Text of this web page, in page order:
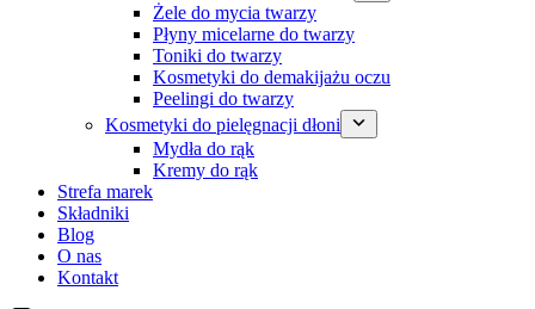
Żele do mycia twarzy
Płyny micelarne do twarzy
Toniki do twarzy
Kosmetyki do demakijażu oczu
Peelingi do twarzy
Kosmetyki do pielęgnacji dłoni
Mydła do rąk
Kremy do rąk
Strefa marek
Składniki
Blog
O nas
Kontakt